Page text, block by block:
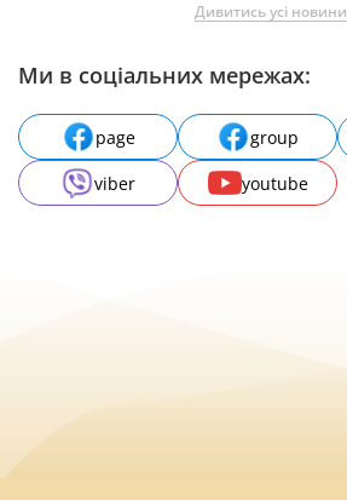
Дивитись усі новини
Ми в соціальних мережах:
page group
viber
youtube